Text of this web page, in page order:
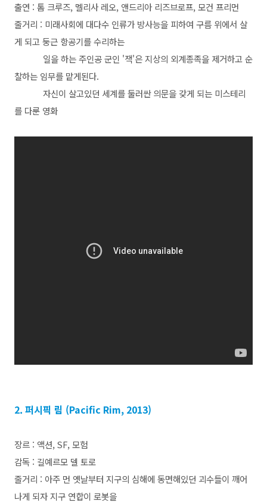
출연 : 톰 크루즈, 멜리사 레오, 앤드리아 리즈브로프, 모건 프리먼
줄거리 : 미래사회에 대다수 인류가 방사능을 피하여 구름 위에서 살
게 되고 둥근 항공기를 수리하는
일을 하는 주인공 군인 '잭'은 지상의 외계종족을 제거하고 순
찰하는 임무를 맡게된다.
자신이 살고있던 세계를 둘러싼 의문을 갖게 되는 미스테리
를 다룬 영화
2. 퍼시픽 림 (Pacific Rim, 2013)
장르 : 액션, SF, 모험
감독 : 길예르모 델 토로
줄거리 : 아주 먼 옛날부터 지구의 심해에 동면해있던 괴수들이 깨어
나게 되자 지구 연합이 로봇을